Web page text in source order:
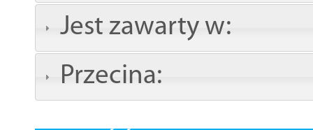
Jest zawarty w:
Przecina: